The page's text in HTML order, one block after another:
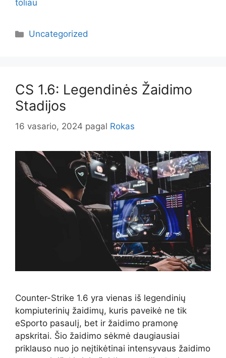
toliau
Kategorijos
Uncategorized
CS 1.6: Legendinės Žaidimo
Stadijos
16 vasario, 2024 pagal Rokas
Counter-Strike 1.6 yra vienas iš legendinių
kompiuterinių žaidimų, kuris paveikė ne tik
eSporto pasaulį, bet ir žaidimo pramonę
apskritai. Šio žaidimo sėkmė daugiausiai
priklauso nuo jo neįtikėtinai intensyvaus žaidimo